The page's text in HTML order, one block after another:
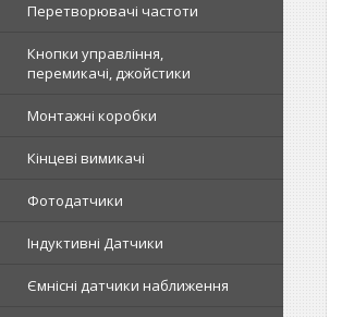
Перетворювачі частоти
Кнопки управління,
перемикачі, джойстики
Монтажні коробки
Кінцеві вимикачі
Фотодатчики
Індуктивні Датчики
Ємнісні датчики наближення